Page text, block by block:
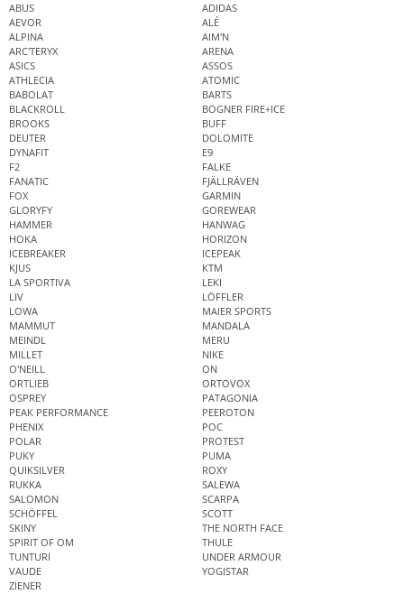
ABUS
ADIDAS
AEVOR
ALÉ
ALPINA
AIM'N
ARC'TERYX
ARENA
ASICS
ASSOS
ATHLECIA
ATOMIC
BABOLAT
BARTS
BLACKROLL
BOGNER FIRE+ICE
BROOKS
BUFF
DEUTER
DOLOMITE
DYNAFIT
E9
F2
FALKE
FANATIC
FJÄLLRÄVEN
FOX
GARMIN
GLORYFY
GOREWEAR
HAMMER
HANWAG
HOKA
HORIZON
ICEBREAKER
ICEPEAK
KJUS
KTM
LA SPORTIVA
LEKI
LIV
LÖFFLER
LOWA
MAIER SPORTS
MAMMUT
MANDALA
MEINDL
MERU
MILLET
NIKE
O'NEILL
ON
ORTLIEB
ORTOVOX
OSPREY
PATAGONIA
PEAK PERFORMANCE
PEEROTON
PHENIX
POC
POLAR
PROTEST
PUKY
PUMA
QUIKSILVER
ROXY
RUKKA
SALEWA
SALOMON
SCARPA
SCHÖFFEL
SCOTT
SKINY
THE NORTH FACE
SPIRIT OF OM
THULE
TUNTURI
UNDER ARMOUR
VAUDE
YOGISTAR
ZIENER